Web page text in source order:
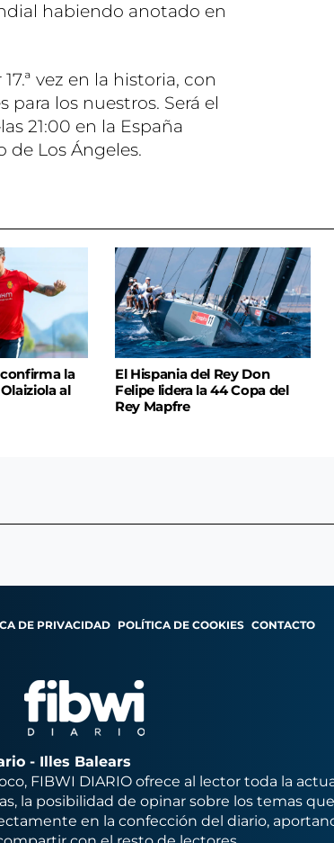
habiendo anotado en
vez en la historia, con
los nuestros. Será el
21:00 en la España
Los Ángeles.
confirma la
al
El Hispania del Rey Don
Felipe lidera la 44 Copa del
Rey Mapfre
DE PRIVACIDAD POLÍTICA DE COOKIES CONTACTO
- Illes Balears
FIBWI DIARIO ofrece al lector toda la
la posibilidad de opinar sobre los temas
en la confección del diario,